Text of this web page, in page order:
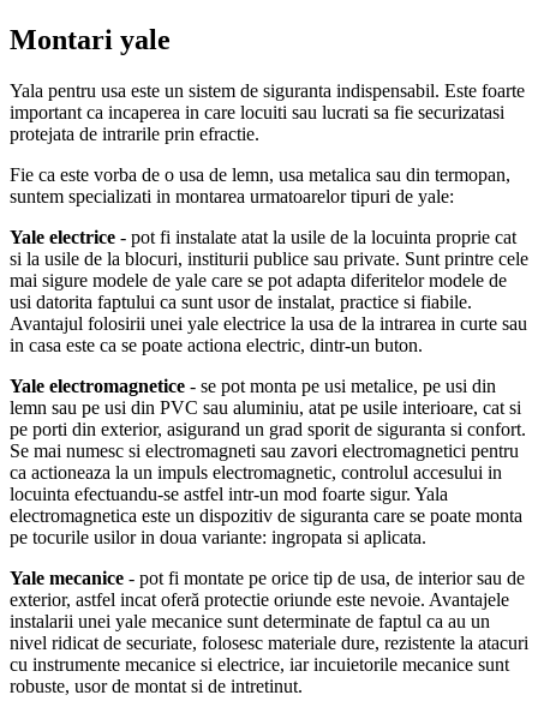
Montari yale
Yala pentru usa este un sistem de siguranta indispensabil. Este foarte
important ca incaperea in care locuiti sau lucrati sa fie securizatasi
protejata de intrarile prin efractie.
Fie ca este vorba de o usa de lemn, usa metalica sau din termopan,
suntem specializati in montarea urmatoarelor tipuri de yale:
Yale electrice - pot fi instalate atat la usile de la locuinta proprie cat
si la usile de la blocuri, institurii publice sau private. Sunt printre cele
mai sigure modele de yale care se pot adapta diferitelor modele de
usi datorita faptului ca sunt usor de instalat, practice si fiabile.
Avantajul folosirii unei yale electrice la usa de la intrarea in curte sau
in casa este ca se poate actiona electric, dintr-un buton.
Yale electromagnetice - se pot monta pe usi metalice, pe usi din
lemn sau pe usi din PVC sau aluminiu, atat pe usile interioare, cat si
pe porti din exterior, asigurand un grad sporit de siguranta si confort.
Se mai numesc si electromagneti sau zavori electromagnetici pentru
ca actioneaza la un impuls electromagnetic, controlul accesului in
locuinta efectuandu-se astfel intr-un mod foarte sigur. Yala
electromagnetica este un dispozitiv de siguranta care se poate monta
pe tocurile usilor in doua variante: ingropata si aplicata.
Yale mecanice - pot fi montate pe orice tip de usa, de interior sau de
exterior, astfel incat oferă protectie oriunde este nevoie. Avantajele
instalarii unei yale mecanice sunt determinate de faptul ca au un
nivel ridicat de securiate, folosesc materiale dure, rezistente la atacuri
cu instrumente mecanice si electrice, iar incuietorile mecanice sunt
robuste, usor de montat si de intretinut.